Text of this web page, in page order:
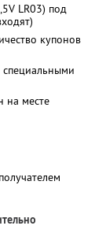
LR03) под
купонов
специальными
на месте